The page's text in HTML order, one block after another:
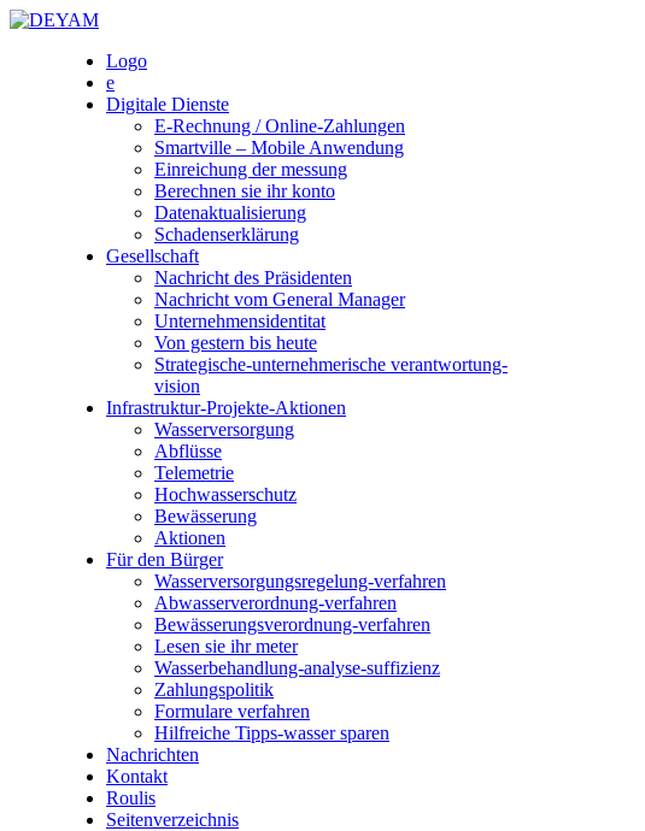
Skip
Logo
e
Digitale Dienste
E-Rechnung / Online-Zahlungen
Smartville – Mobile Anwendung
Einreichung der messung
Berechnen sie ihr konto
Datenaktualisierung
Schadenserklärung
Gesellschaft
Nachricht des Präsidenten
Nachricht vom General Manager
Unternehmensidentitat
Von gestern bis heute
Strategische-unternehmerische verantwortung-
vision
Infrastruktur-Projekte-Aktionen
Wasserversorgung
Abflüsse
Telemetrie
Hochwasserschutz
Bewässerung
Aktionen
Für den Bürger
Wasserversorgungsregelung-verfahren
Abwasserverordnung-verfahren
Bewässerungsverordnung-verfahren
Lesen sie ihr meter
Wasserbehandlung-analyse-suffizienz
Zahlungspolitik
Formulare verfahren
Hilfreiche Tipps-wasser sparen
Nachrichten
Kontakt
Roulis
Seitenverzeichnis